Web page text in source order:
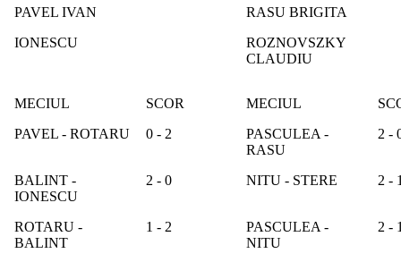
PAVEL IVAN
RASU BRIGITA
IONESCU
ROZNOVSZKY
CLAUDIU
MECIUL SCOR MECIUL
PAVEL - ROTARU
0 - 2
PASCULEA -
RASU
2 -
BALINT -
IONESCU
2 - 0 NITU - STERE 2 -
ROTARU -
BALINT
1 - 2
PASCULEA -
NITU
2 -